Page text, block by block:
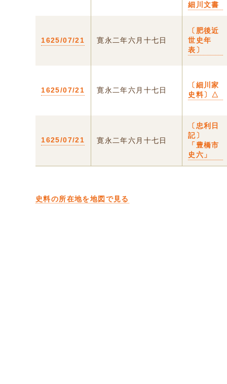
細川文書
1625/07/21 寛永二年六月十七日
〔肥後近
世史年
表〕
1625/07/21 寛永二年六月十七日
〔細川家
史料〕△
1625/07/21 寛永二年六月十七日
〔忠利日
記〕
「豊橋市
史六」
史料の所在地を地図で見る